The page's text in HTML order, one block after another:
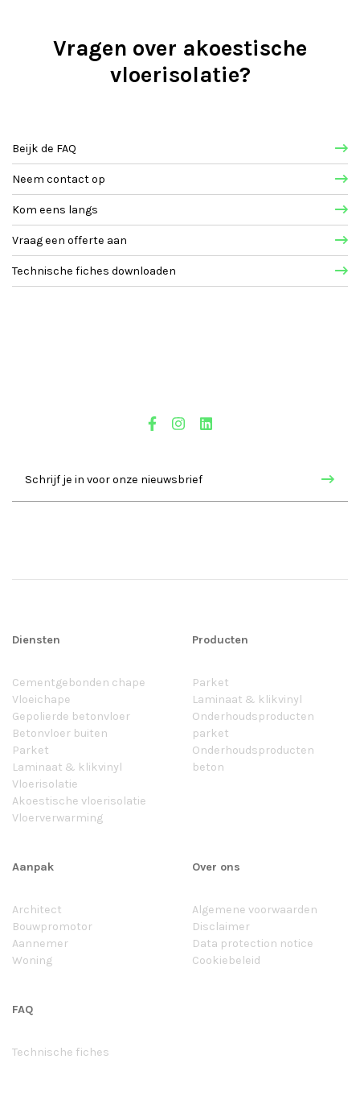
Vragen over akoestische
vloerisolatie?
Beijk de FAQ
Neem contact op
Kom eens langs
Vraag een offerte aan
Technische fiches downloaden
Diensten
Cementgebonden chape
Vloeichape
Gepolierde betonvloer
Betonvloer buiten
Parket
Laminaat & klikvinyl
Vloerisolatie
Akoestische vloerisolatie
Vloerverwarming
Producten
Parket
Laminaat & klikvinyl
Onderhoudsproducten
parket
Onderhoudsproducten
beton
Aanpak
Architect
Bouwpromotor
Aannemer
Woning
Over ons
Algemene voorwaarden
Disclaimer
Data protection notice
Cookiebeleid
FAQ
Technische fiches